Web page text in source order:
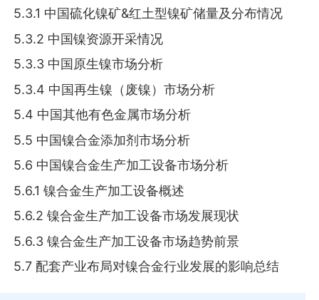
5.3.1 中国硫化镍矿&红土型镍矿储量及分布情况
5.3.2 中国镍资源开采情况
5.3.3 中国原生镍市场分析
5.3.4 中国再生镍（废镍）市场分析
5.4 中国其他有色金属市场分析
5.5 中国镍合金添加剂市场分析
5.6 中国镍合金生产加工设备市场分析
5.6.1 镍合金生产加工设备概述
5.6.2 镍合金生产加工设备市场发展现状
5.6.3 镍合金生产加工设备市场趋势前景
5.7 配套产业布局对镍合金行业发展的影响总结